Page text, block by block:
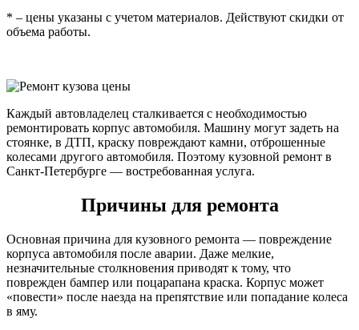
* – цены указаны с учетом материалов. Действуют скидки от
объема работы.
Каждый автовладелец сталкивается с необходимостью
ремонтировать корпус автомобиля. Машину могут задеть на
стоянке, в ДТП, краску повреждают камни, отброшенные
колесами другого автомобиля. Поэтому кузовной ремонт в
Санкт-Петербурге — востребованная услуга.
Причины для ремонта
Основная причина для кузовного ремонта — повреждение
корпуса автомобиля после аварии. Даже мелкие,
незначительные столкновения приводят к тому, что
поврежден бампер или поцарапана краска. Корпус может
«повести» после наезда на препятствие или попадание колеса
в яму.